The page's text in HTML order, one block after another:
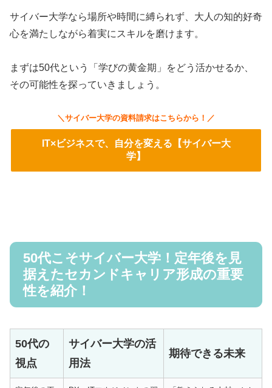
サイバー大学なら場所や時間に縛られず、大人の知的好奇
心を満たしながら着実にスキルを磨けます。
まずは50代という「学びの黄金期」をどう活かせるか、
その可能性を探っていきましょう。
＼サイバー大学の資料請求はこちらから！／
IT×ビジネスで、自分を変える【サイバー大
学】
50代こそサイバー大学！定年後を見
据えたセカンドキャリア形成の重要
性を紹介！
50代の
視点
サイバー大学の活
用法
期待できる未来